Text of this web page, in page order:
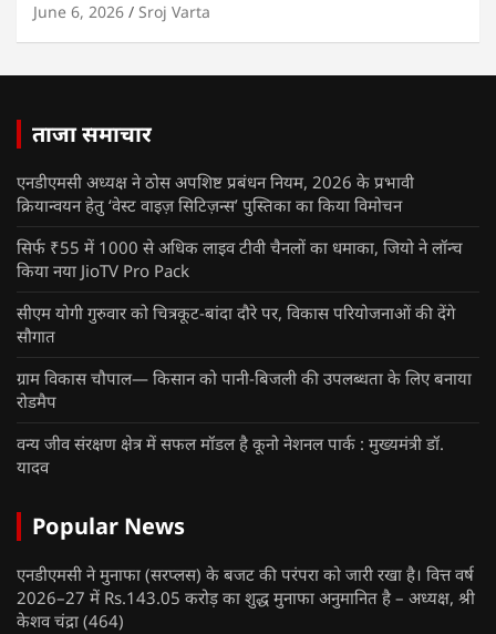
June 6, 2026 Sroj Varta
ताजा समाचार
एनडीएमसी अध्यक्ष ने ठोस अपशिष्ट प्रबंधन नियम, 2026 के प्रभावी
क्रियान्वयन हेतु ‘वेस्ट वाइज़ सिटिज़न्स’ पुस्तिका का किया विमोचन
सिर्फ ₹55 में 1000 से अधिक लाइव टीवी चैनलों का धमाका, जियो ने लॉन्च
किया नया JioTV Pro Pack
सीएम योगी गुरुवार को चित्रकूट-बांदा दौरे पर, विकास परियोजनाओं की देंगे
सौगात
ग्राम विकास चौपाल— किसान को पानी-बिजली की उपलब्धता के लिए बनाया
रोडमैप
वन्य जीव संरक्षण क्षेत्र में सफल मॉडल है कूनो नेशनल पार्क : मुख्यमंत्री डॉ.
यादव
Popular News
एनडीएमसी ने मुनाफा (सरप्लस) के बजट की परंपरा को जारी रखा है। वित्त वर्ष
2026–27 में Rs.143.05 करोड़ का शुद्ध मुनाफा अनुमानित है – अध्यक्ष, श्री
केशव चंद्रा (464)